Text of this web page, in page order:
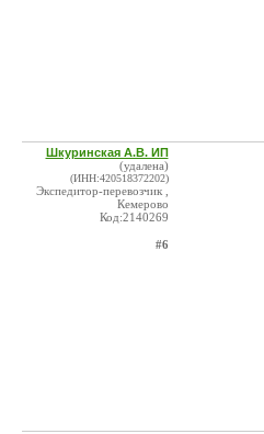
Шкуринская А.В. ИП
(удалена)
(ИНН:420518372202)
Экспедитор-перевозчик ,
Кемерово
Код:2140269
#6